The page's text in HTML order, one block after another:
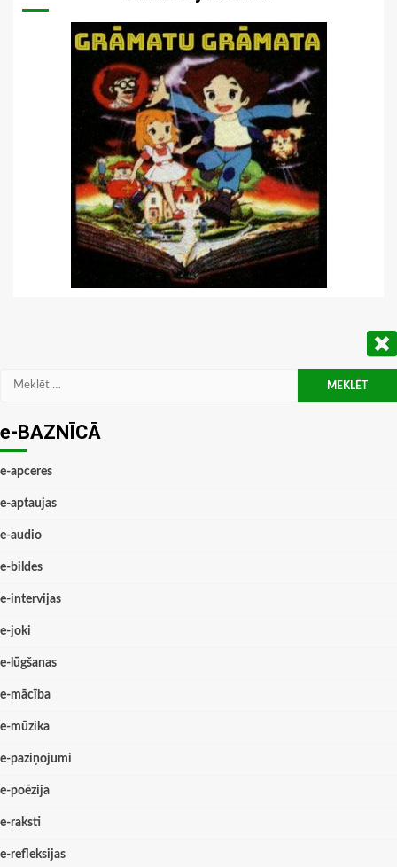
Meklēt:
e-BAZNĪCĀ
e-apceres
e-aptaujas
e-audio
e-bildes
e-intervijas
e-joki
e-lūgšanas
e-mācība
e-mūzika
e-paziņojumi
e-poēzija
e-raksti
e-refleksijas